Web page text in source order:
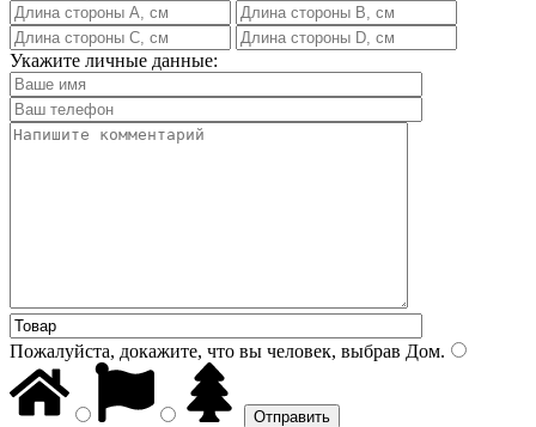
Укажите личные данные:
Пожалуйста, докажите, что вы человек, выбрав Дом.